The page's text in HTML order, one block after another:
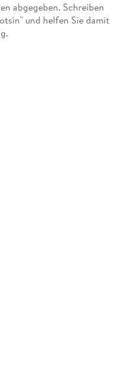
606 S., br., 26,-
der Bibel der
berüchtigtem Buch
Skandalchronik, in der
kaum
abgegeben. Schreiben
und helfen Sie damit